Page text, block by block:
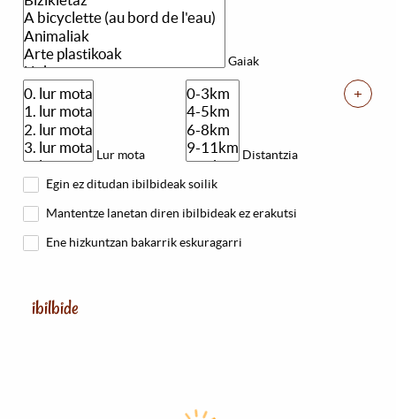
Gaiak
Lur mota Distantzia
+
Egin ez ditudan ibilbideak soilik
Mantentze lanetan diren ibilbideak ez erakutsi
Ene hizkuntzan bakarrik eskuragarri
ibilbide